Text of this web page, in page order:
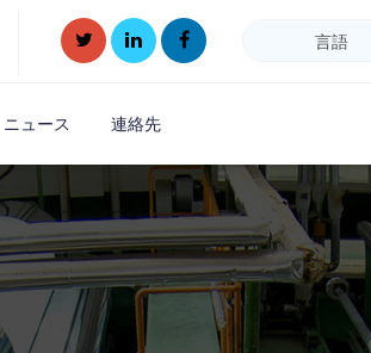
言語
ニュース 連絡先